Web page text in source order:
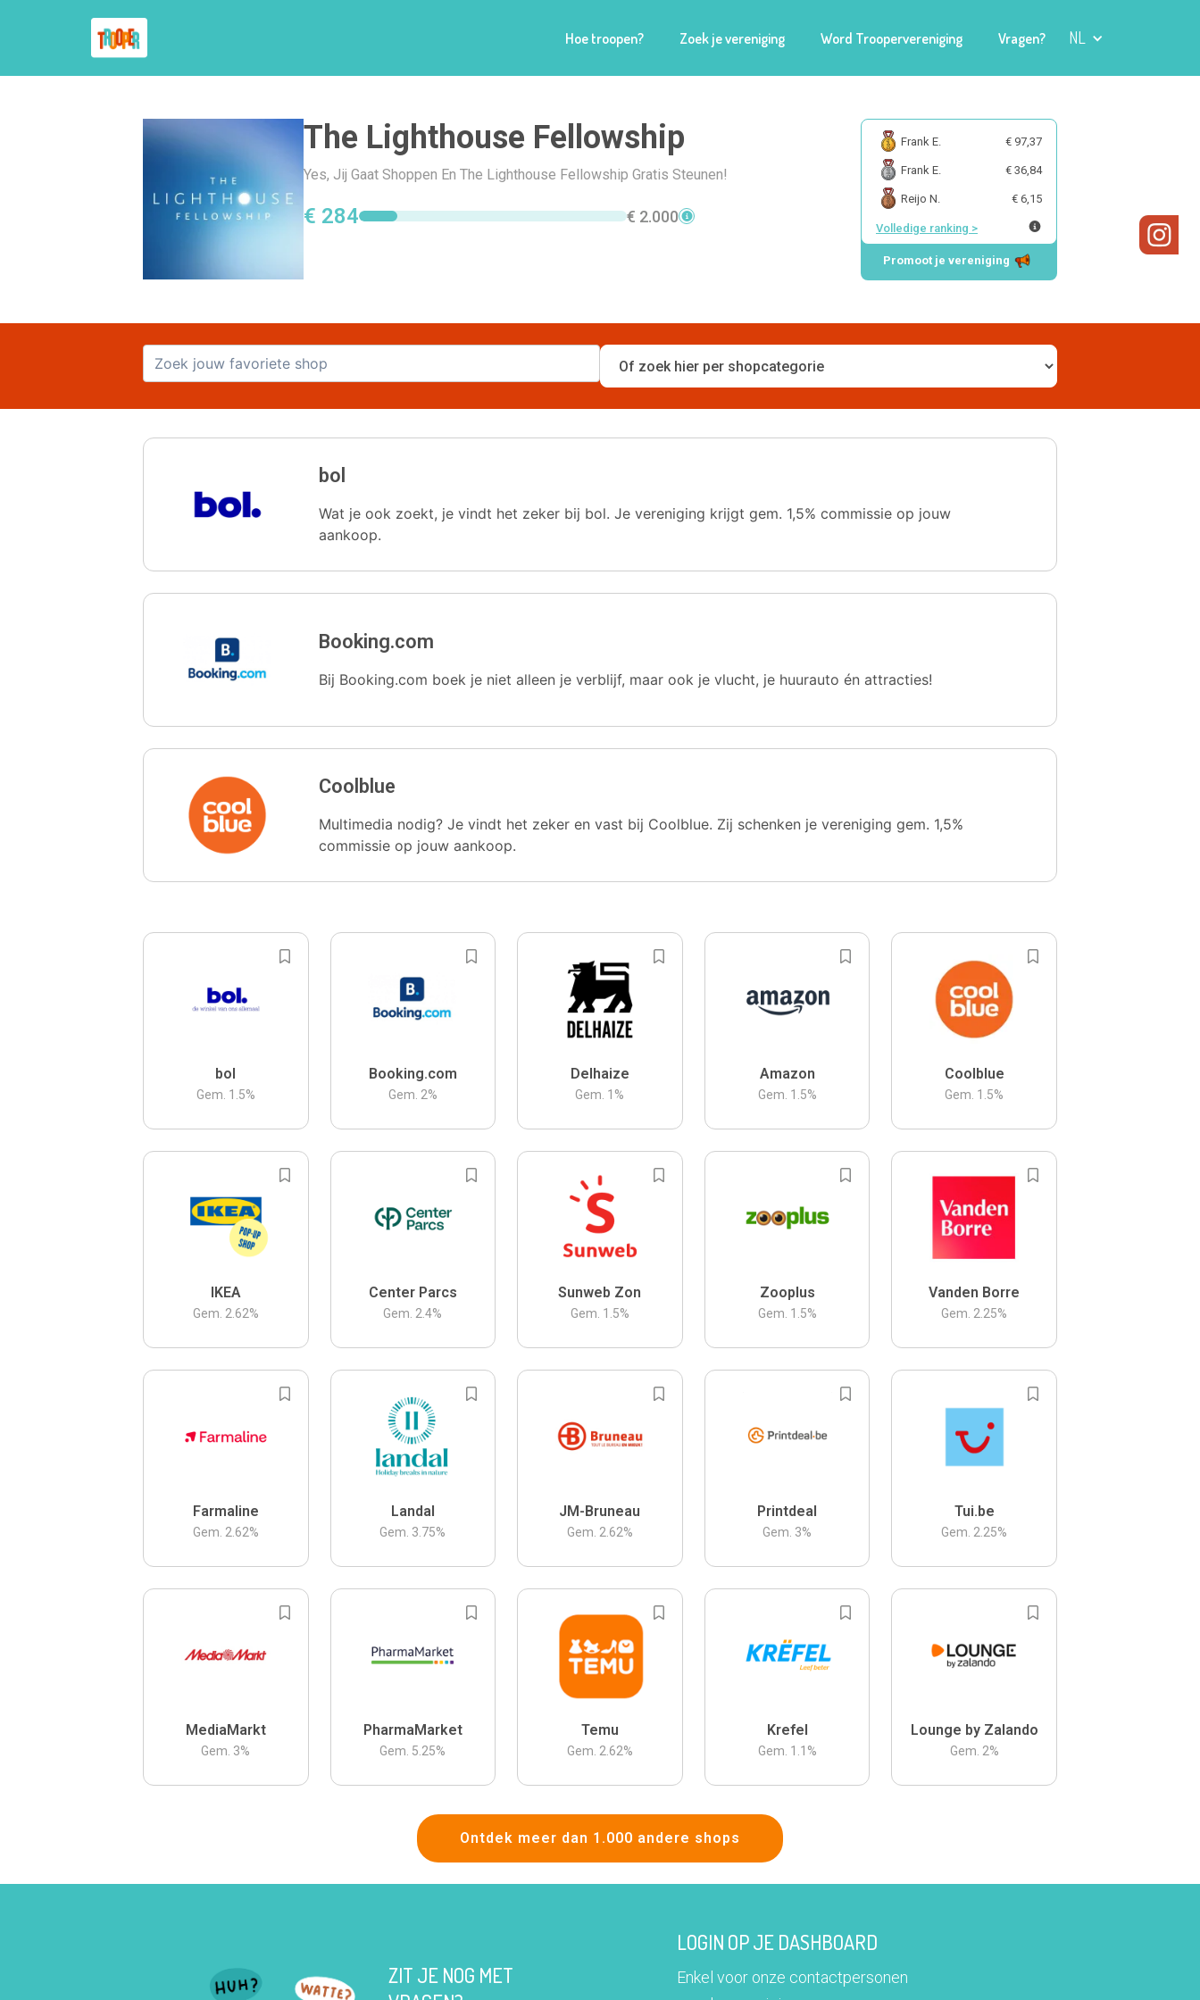
Hoe troopen? Zoek je vereniging Word Troopervereniging Vragen? NL
The Lighthouse Fellowship
Yes, Jij Gaat Shoppen En The Lighthouse Fellowship Gratis Steunen!
€ 284 € 2.000
Frank E. € 97,37
Frank E. € 36,84
Reijo N. € 6,15
Volledige ranking >
Promoot je vereniging
bol
Wat je ook zoekt, je vindt het zeker bij bol. Je vereniging krijgt gem. 1,5% commissie op jouw
aankoop.
Booking.com
Bij Booking.com boek je niet alleen je verblijf, maar ook je vlucht, je huurauto én attracties!
Coolblue
Multimedia nodig? Je vindt het zeker en vast bij Coolblue. Zij schenken je vereniging gem. 1,5%
commissie op jouw aankoop.
bol
Gem. 1.5%
Booking.com
Gem. 2%
Delhaize
Gem. 1 %
Amazon
Gem. 1.5%
Coolblue
Gem. 1.5%
IKEA
Gem. 2.62%
Center Parcs
Gem. 2.4%
Sunweb Zon
Gem. 1.5%
Zooplus
Gem. 1.5%
Vanden Borre
Gem. 2.25%
Farmaline
Gem. 2.62%
Landal
Gem. 3.75%
JM-Bruneau
Gem. 2.62%
Printdeal
Gem. 3%
Tui.be
Gem. 2.25%
MediaMarkt
Gem. 3%
PharmaMarket
Gem. 5.25%
Temu
Gem. 2.62%
Krefel
Gem. 1.1 %
Lounge by Zalando
Gem. 2%
Ontdek meer dan 1.000 andere shops
ZIT JE NOG MET
LOGIN OP JE DASHBOARD
Enkel voor onze contactpersonen